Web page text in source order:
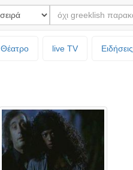
Θέατρο live TV Ειδήσεις